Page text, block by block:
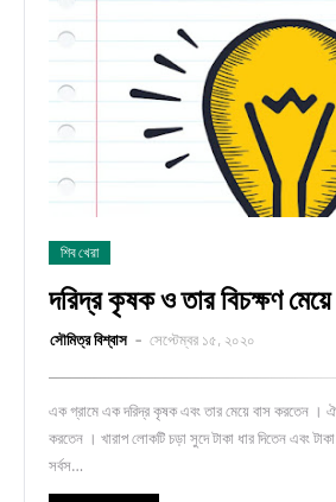
শিব খেরা
দরিদ্র কৃষক ও তার বিচক্ষণ মেয়ে
সৌমিত্র বিশ্বাস সেপ্টেম্বর ১৫, ২০২০
এক গ্রামে এক দরিদ্র কৃষক এবং তার মেয়ে বাস করতেন ।
করতেন । খারাপ লোকটি চড়া সুদে টাকা ধার দিতেন এবং
সর্বস…